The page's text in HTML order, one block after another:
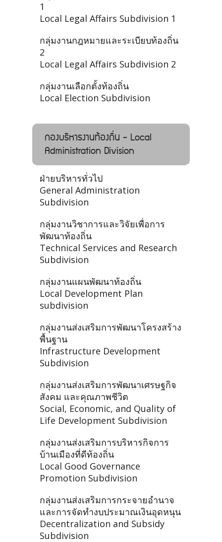
1
Local Legal Affairs Subdivision 1
กลุ่มงานกฎหมายและระเบียบท้องถิ่น
2
Local Legal Affairs Subdivision 2
กลุ่มงานเลือกตั้งท้องถิ่น
Local Election Subdivision
กองบริหารงานท้องถิ่น - Local
Administration Division
ฝ่ายบริหารทั่วไป
General Administration
Subdivision
กลุ่มงานวิชาการและวิจัยเพื่อการ
พัฒนาท้องถิ่น
Technical Services and Research
Subdivision
กลุ่มงานแผนพัฒนาท้องถิ่น
Local Development Plan
subdivision
กลุ่มงานส่งเสริมการพัฒนาโครงสร้าง
พื้นฐาน
Infrastructure Development
Subdivision
กลุ่มงานส่งเสริมการพัฒนาเศรษฐกิจ
สังคม และคุณภาพชีวิต
Social, Economic, and Quality of
Life Development Subdivision
กลุ่มงานส่งเสริมการบริหารกิจการ
บ้านเมืองที่ดีท้องถิ่น
Local Good Governance
Promotion Subdivision
กลุ่มงานส่งเสริมการกระจายอำนาจ
และการจัดทำงบประมาณเงินอุดหนุน
Decentralization and Subsidy
Subdivision